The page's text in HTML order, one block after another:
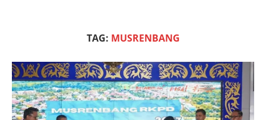
TAG: MUSRENBANG